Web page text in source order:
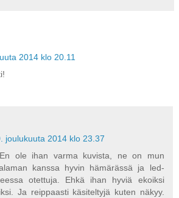
2014 klo 20.11
joulukuuta 2014 klo 23.37
ole ihan varma kuvista, ne on mun
kanssa hyvin hämärässä ja led-
otettuja. Ehkä ihan hyviä ekoiksi
Ja reippaasti käsiteltyjä kuten näkyy.